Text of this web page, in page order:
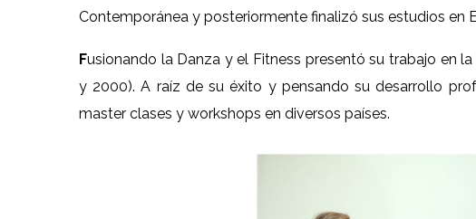
Contemporánea y posteriormente finalizó sus estudios en
Fusionando la Danza y el Fitness presentó su trabajo en
y 2000). A raíz de su éxito y pensando su desarrollo
master clases y workshops en diversos países.